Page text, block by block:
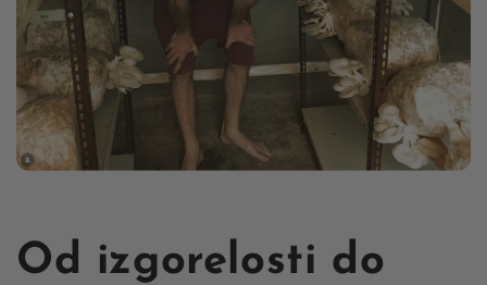
Od izgorelosti do